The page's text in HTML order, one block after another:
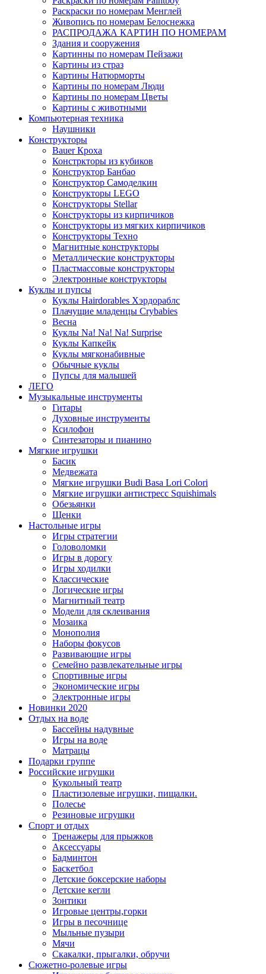
Раскраски по номерам Менглей
Живопись по номерам Белоснежка
РАСПРОДАЖА КАРТИН ПО НОМЕРАМ
Здания и сооружения
Картинны по номерам Пейзажи
Картины из страз
Картины Натюрморты
Картины по номерам Люди
Картины по номерам Цветы
Картины с животными
Компьютерная техника
Наушники
Конструкторы
Bauer Кроха
Констркторы из кубиков
Конструктор Банбао
Конструктор Самоделкин
Конструкторы LEGO
Конструкторы Stellar
Конструкторы из кирпичиков
Конструкторы из мягких кирпичиков
Конструкторы Техно
Магнитные конструкторы
Металлические конструкторы
Пластмассовые конструкторы
Электронные конструкторы
Куклы и пупсы
Куклы Hairdorables Хэрдораблс
Плачущие младенцы Crybabies
Весна
Куклы Na! Na! Na! Surprise
Куклы Капкейк
Куклы мягконабивные
Обычные куклы
Пупсы для малышей
ЛЕГО
Музыкальные инструменты
Гитары
Духовные инструменты
Ксилофон
Синтезаторы и пианино
Мягкие игрушки
Басик
Медвежата
Мягкие игрушки Budi Basa Lori Colori
Мягкие игрушки антистресс Squishimals
Обезьянки
Щенки
Настольные игры
Игры стратегии
Головоломки
Игры в дорогу
Игры ходилки
Классические
Логические игры
Магнитный театр
Модели для склеивания
Мозаика
Монополия
Наборы фокусов
Развивающие игры
Семейно развлекательные игры
Спортивные игры
Экономические игры
Электронные игры
Новинки 2020
Отдых на воде
Бассейны надувные
Игры на воде
Матрацы
Подарки группе
Российские игрушки
Кукольный театр
Пластизолевые игрушки, пищалки.
Полесье
Резиновые игрушки
Спорт и отдых
Тренажеры для прыжков
Аксессуары
Бадминтон
Баскетбол
Детские боксерские наборы
Детские кегли
Зонтики
Игровые центры,горки
Игры в песочнице
Мыльные пузыри
Мячи
Скакалки, прыгалки, обручи
Сюжетно-ролевые игры